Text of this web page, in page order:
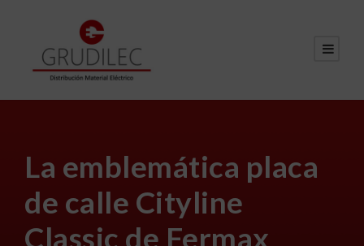
La emblemática placa
de calle Cityline
Classic de Fermax